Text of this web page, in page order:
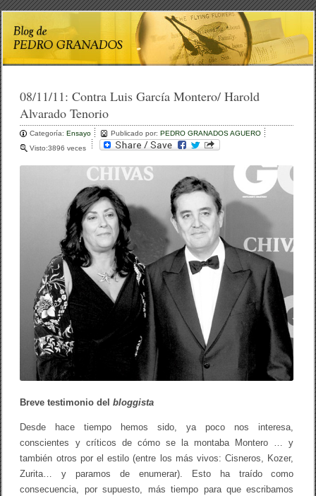
08/11/11:Contra Luis García Montero/ Harold
Alvarado Tenorio
Categoría:Ensayo Publicado por:PEDRO GRANADOS AGUERO
Visto:3896 veces
Breve testimonio delbloggista
Desde hace tiempo hemos sido, ya poco nos interesa,
conscientes y críticos de cómo se la montaba Montero … y
también otros por el estilo (entre los más vivos: Cisneros, Kozer,
Zurita… y paramos de enumerar). Esto ha traído como
consecuencia, por supuesto, más tiempo para que escribamos